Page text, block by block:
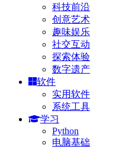
科技前沿
创意艺术
趣味娱乐
社交互动
探索体验
数字遗产
软件
实用软件
系统工具
学习
Python
电脑基础